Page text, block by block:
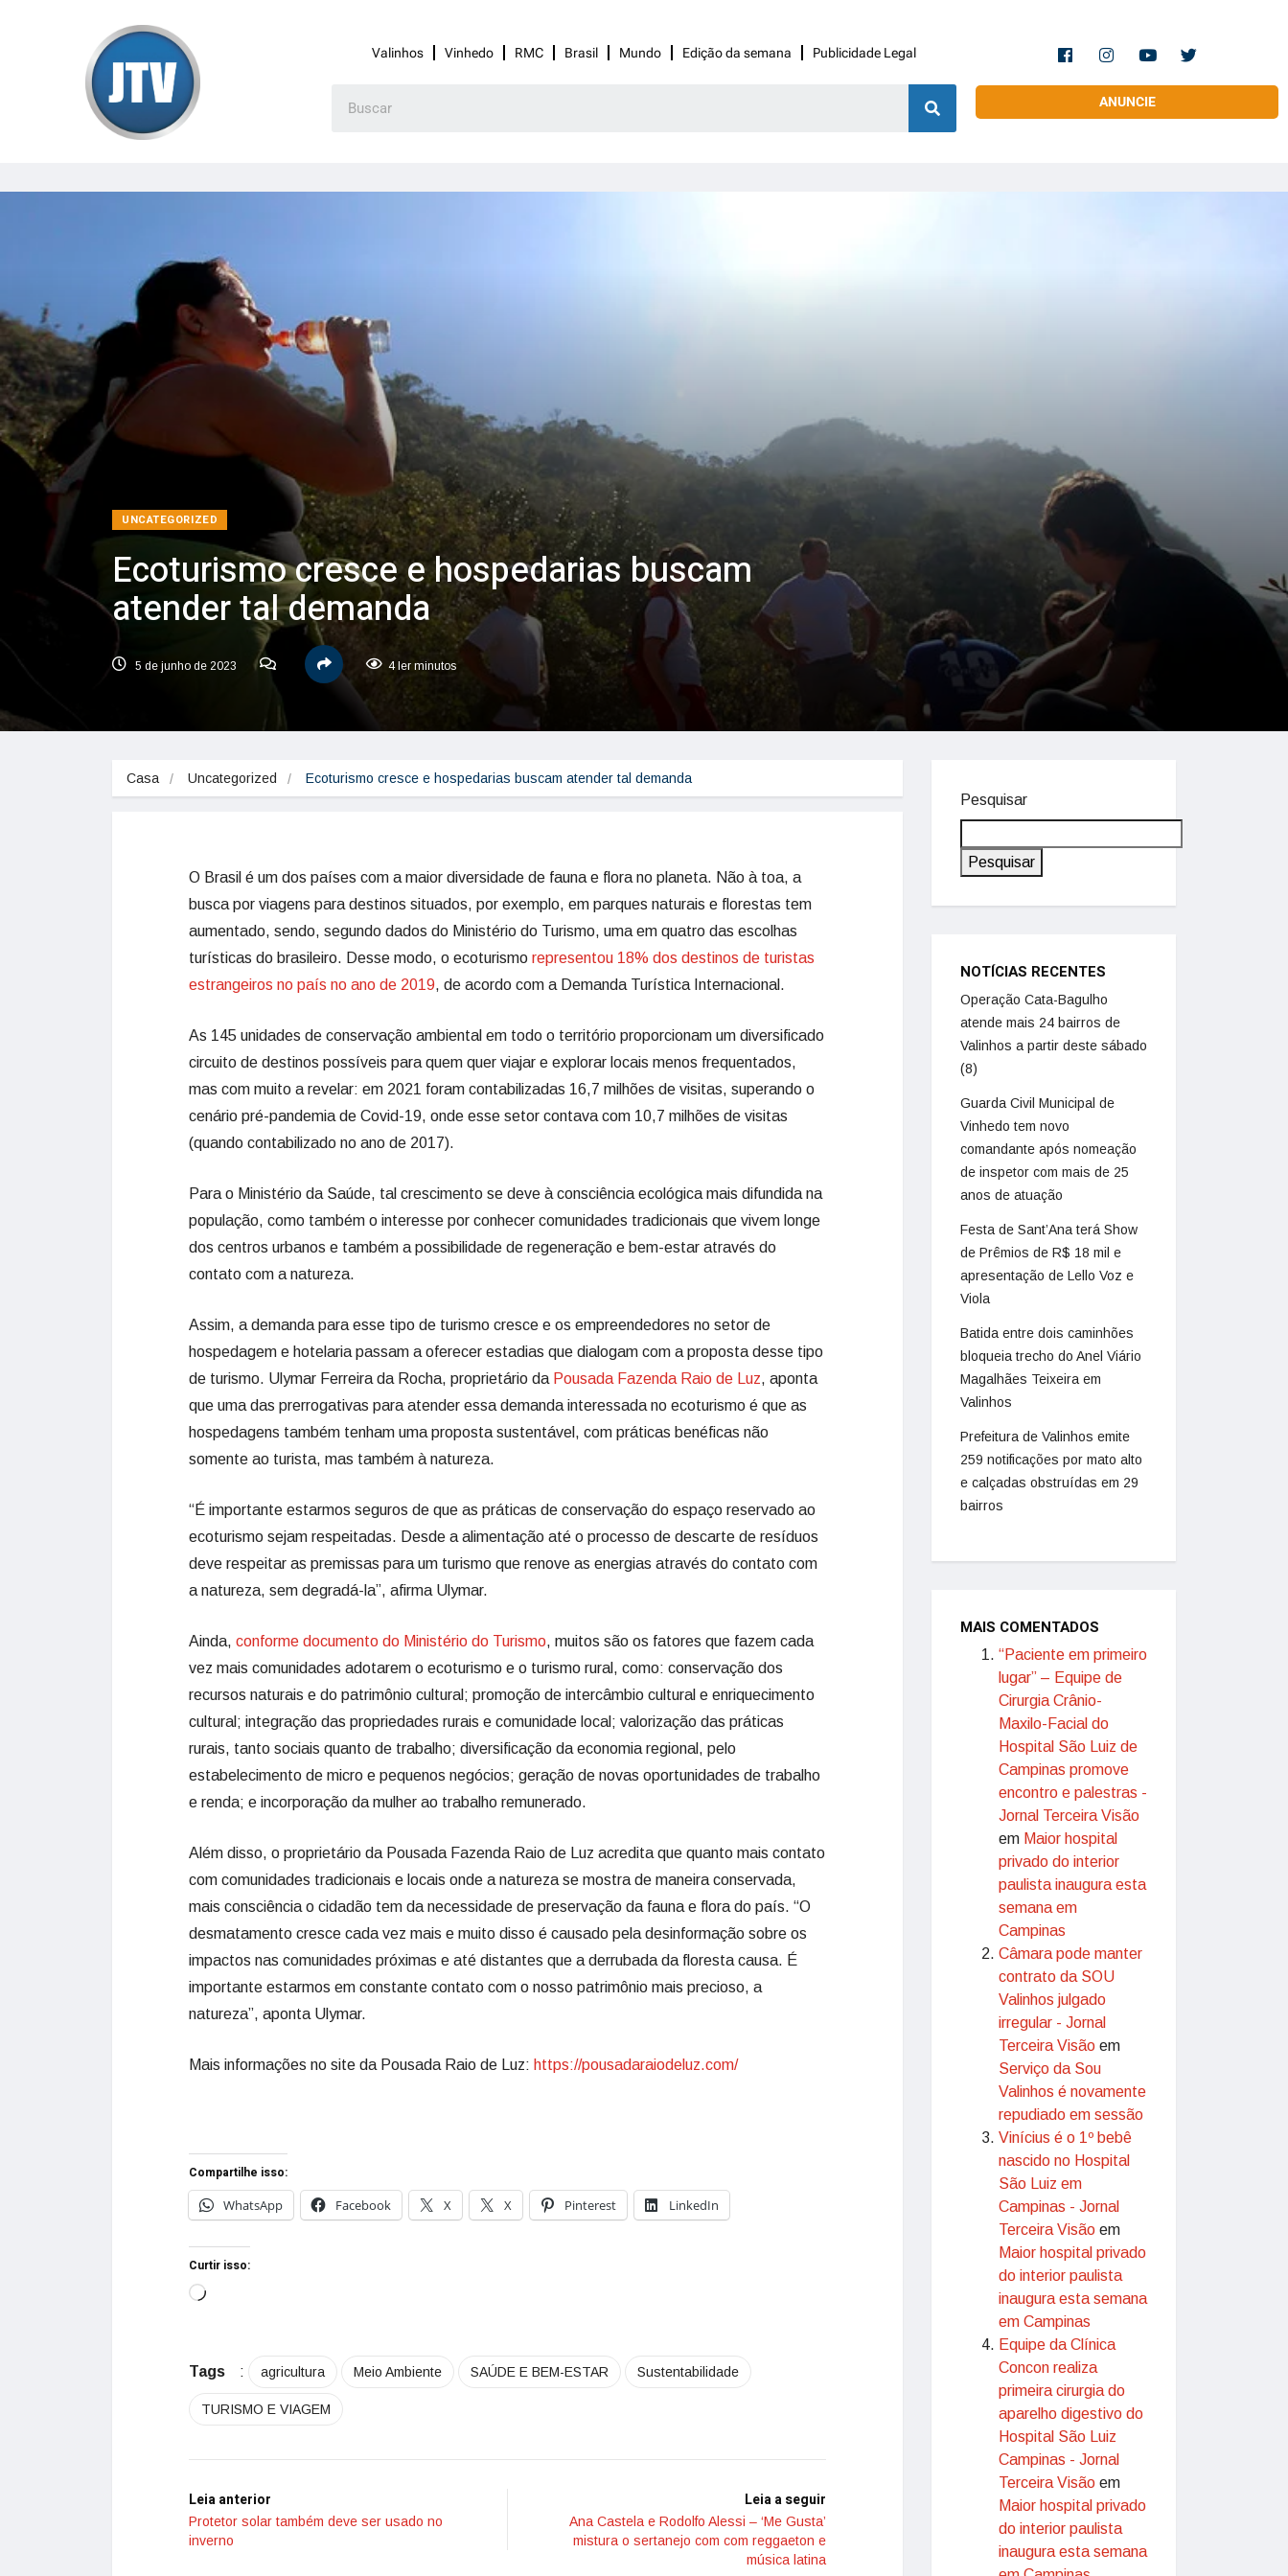
Valinhos Vinhedo RMC Brasil Mundo Edição da semana Publicidade Legal
ANUNCIE
UNCATEGORIZED
Ecoturismo cresce e hospedarias buscam
atender tal demanda
5 de junho de 2023 4 ler minutos
Casa Uncategorized Ecoturismo cresce e hospedarias buscam atender tal demanda
O Brasil é um dos países com a maior diversidade de fauna e flora no planeta. Não à toa, a
busca por viagens para destinos situados, por exemplo, em parques naturais e florestas tem
aumentado, sendo, segundo dados do Ministério do Turismo, uma em quatro das escolhas
turísticas do brasileiro. Desse modo, o ecoturismo representou 18% dos destinos de turistas
estrangeiros no país no ano de 2019, de acordo com a Demanda Turística Internacional.
As 145 unidades de conservação ambiental em todo o território proporcionam um diversificado
circuito de destinos possíveis para quem quer viajar e explorar locais menos frequentados,
mas com muito a revelar: em 2021 foram contabilizadas 16,7 milhões de visitas, superando o
cenário pré-pandemia de Covid-19, onde esse setor contava com 10,7 milhões de visitas
(quando contabilizado no ano de 2017).
Para o Ministério da Saúde, tal crescimento se deve à consciência ecológica mais difundida na
população, como também o interesse por conhecer comunidades tradicionais que vivem longe
dos centros urbanos e também a possibilidade de regeneração e bem-estar através do
contato com a natureza.
Assim, a demanda para esse tipo de turismo cresce e os empreendedores no setor de
hospedagem e hotelaria passam a oferecer estadias que dialogam com a proposta desse tipo
de turismo. Ulymar Ferreira da Rocha, proprietário da Pousada Fazenda Raio de Luz, aponta
que uma das prerrogativas para atender essa demanda interessada no ecoturismo é que as
hospedagens também tenham uma proposta sustentável, com práticas benéficas não
somente ao turista, mas também à natureza.
“É importante estarmos seguros de que as práticas de conservação do espaço reservado ao
ecoturismo sejam respeitadas. Desde a alimentação até o processo de descarte de resíduos
deve respeitar as premissas para um turismo que renove as energias através do contato com
a natureza, sem degradá-la”, afirma Ulymar.
Ainda, conforme documento do Ministério do Turismo, muitos são os fatores que fazem cada
vez mais comunidades adotarem o ecoturismo e o turismo rural, como: conservação dos
recursos naturais e do patrimônio cultural; promoção de intercâmbio cultural e enriquecimento
cultural; integração das propriedades rurais e comunidade local; valorização das práticas
rurais, tanto sociais quanto de trabalho; diversificação da economia regional, pelo
estabelecimento de micro e pequenos negócios; geração de novas oportunidades de trabalho
e renda; e incorporação da mulher ao trabalho remunerado.
Além disso, o proprietário da Pousada Fazenda Raio de Luz acredita que quanto mais contato
com comunidades tradicionais e locais onde a natureza se mostra de maneira conservada,
mais consciência o cidadão tem da necessidade de preservação da fauna e flora do país. “O
desmatamento cresce cada vez mais e muito disso é causado pela desinformação sobre os
impactos nas comunidades próximas e até distantes que a derrubada da floresta causa. É
importante estarmos em constante contato com o nosso patrimônio mais precioso, a
natureza”, aponta Ulymar.
Mais informações no site da Pousada Raio de Luz: https://pousadaraiodeluz.com/
Compartilhe isso:
WhatsApp
Facebook X X Pinterest LinkedIn
Curtir isso:
Tags : agricultura Meio Ambiente SAÚDE E BEM-ESTAR Sustentabilidade
TURISMO E VIAGEM
Leia anterior
Protetor solar também deve ser usado no
inverno
Leia a seguir
Ana Castela e Rodolfo Alessi – ‘Me Gusta’
mistura o sertanejo com com reggaeton e
música latina
Pesquisar
Pesquisar
NOTÍCIAS RECENTES
Operação Cata-Bagulho
atende mais 24 bairros de
Valinhos a partir deste sábado
(8)
Guarda Civil Municipal de
Vinhedo tem novo
comandante após nomeação
de inspetor com mais de 25
anos de atuação
Festa de Sant’Ana terá Show
de Prêmios de R$ 18 mil e
apresentação de Lello Voz e
Viola
Batida entre dois caminhões
bloqueia trecho do Anel Viário
Magalhães Teixeira em
Valinhos
Prefeitura de Valinhos emite
259 notificações por mato alto
e calçadas obstruídas em 29
bairros
MAIS COMENTADOS
“Paciente em primeiro
lugar” – Equipe de
Cirurgia Crânio-
Maxilo-Facial do
Hospital São Luiz de
Campinas promove
encontro e palestras -
Jornal Terceira Visão
em Maior hospital
privado do interior
paulista inaugura esta
semana em
Campinas
Câmara pode manter
contrato da SOU
Valinhos julgado
irregular - Jornal
Terceira Visão em
Serviço da Sou
Valinhos é novamente
repudiado em sessão
Vinícius é o 1º bebê
nascido no Hospital
São Luiz em
Campinas - Jornal
Terceira Visão em
Maior hospital privado
do interior paulista
inaugura esta semana
em Campinas
Equipe da Clínica
Concon realiza
primeira cirurgia do
aparelho digestivo do
Hospital São Luiz
Campinas - Jornal
Terceira Visão em
Maior hospital privado
do interior paulista
inaugura esta semana